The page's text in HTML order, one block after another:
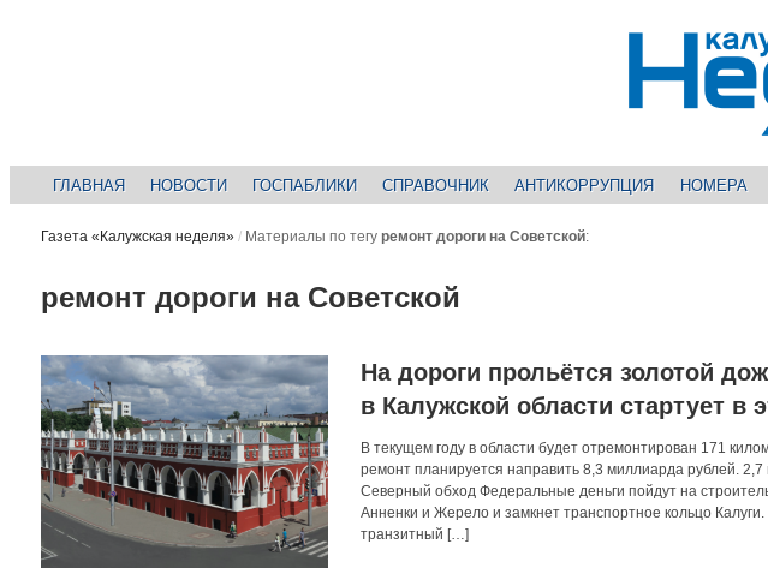
ГЛАВНАЯ НОВОСТИ ГОСПАБЛИКИ СПРАВОЧНИК АНТИКОРРУПЦИЯ НОМЕРА
Газета «Калужская неделя» / Материалы по тегу ремонт дороги на Советской:
ремонт дороги на Советской
На дороги прольётся золотой
в Калужской области стартует в
В текущем году в области будет отремонтирован 171
ремонт планируется направить 8,3 миллиарда рублей.
Северный обход Федеральные деньги пойдут на
Анненки и Жерело и замкнет транспортное кольцо
транзитный […]